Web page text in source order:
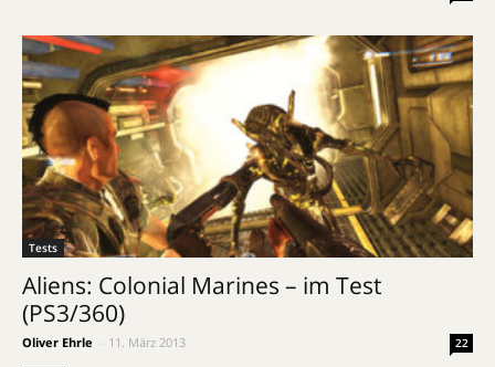
Tests
Aliens: Colonial Marines – im Test
(PS3/360)
Oliver Ehrle 11. März 2013 22